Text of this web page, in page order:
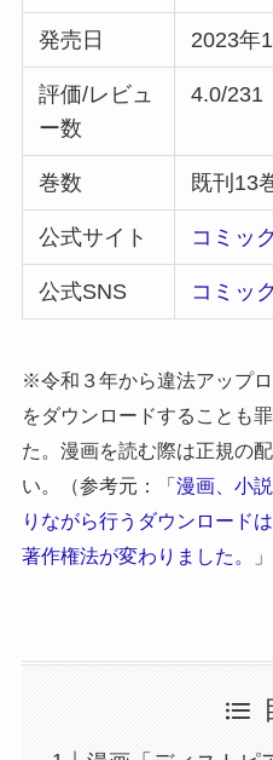
発売日 2023年
評価/レビュ
ー数
4.0/231
巻数 既刊13
公式サイト コミッ
公式SNS コミッ
※令和３年から違法アップ
をダウンロードすることも
た。漫画を読む際は正規の
い。（参考元：「漫画、小
りながら行うダウンロード
著作権法が変わりました。